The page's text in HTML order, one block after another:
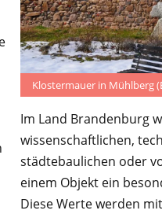
Klostermauer in Mühlberg
Im Land Brandenburg
wissenschaftlichen,
städtebaulichen oder
einem Objekt ein
Diese Werte werden